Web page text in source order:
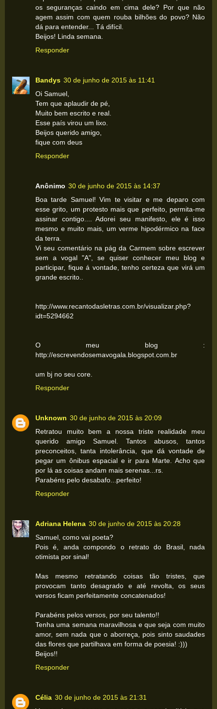
os seguranças caindo em cima dele? Por que não
agem assim com quem rouba bilhões do povo? Não
dá para entender... Tá difícil.
Beijos! Linda semana.
Responder
Bandys 30 de junho de 2015 às 11:41
Oi Samuel,
Tem que aplaudir de pé,
Muito bem escrito e real.
Esse país virou um lixo.
Beijos querido amigo,
fique com deus
Responder
Anônimo 30 de junho de 2015 às 14:37
Boa tarde Samuel! Vim te visitar e me deparo com
esse grito, um protesto mais que perfeito, permita-me
assinar contigo.... Adorei seu manifesto, ele é isso
mesmo e muito mais, um verme hipodérmico na face
da terra.
Vi seu comentário na pág da Carmem sobre escrever
sem a vogal "A", se quiser conhecer meu blog e
participar, fique á vontade, tenho certeza que virá um
grande escrito..
http://www.recantodasletras.com.br/visualizar.php?
idt=5294662
O meu blog :
http://escrevendosemavogala.blogspot.com.br
um bj no seu core.
Responder
Unknown 30 de junho de 2015 às 20:09
Retratou muito bem a nossa triste realidade meu
querido amigo Samuel. Tantos abusos, tantos
preconceitos, tanta intolerância, que dá vontade de
pegar um ônibus espacial e ir para Marte. Acho que
por lá as coisas andam mais serenas...rs.
Parabéns pelo desabafo...perfeito!
Responder
Adriana Helena 30 de junho de 2015 às 20:28
Samuel, como vai poeta?
Pois é, anda compondo o retrato do Brasil, nada
otimista por sinal!
Mas mesmo retratando coisas tão tristes, que
provocam tanto desagrado e até revolta, os seus
versos ficam perfeitamente concatenados!
Parabéns pelos versos, por seu talento!!
Tenha uma semana maravilhosa e que seja com muito
amor, sem nada que o aborreça, pois sinto saudades
das flores que partilhava em forma de poesia! :)))
Beijos!!
Responder
Célia 30 de junho de 2015 às 21:31